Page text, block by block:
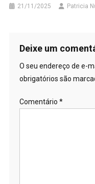
21/11/2025 Patricia
Deixe um
O seu endereço de e-
obrigatórios são
Comentário *